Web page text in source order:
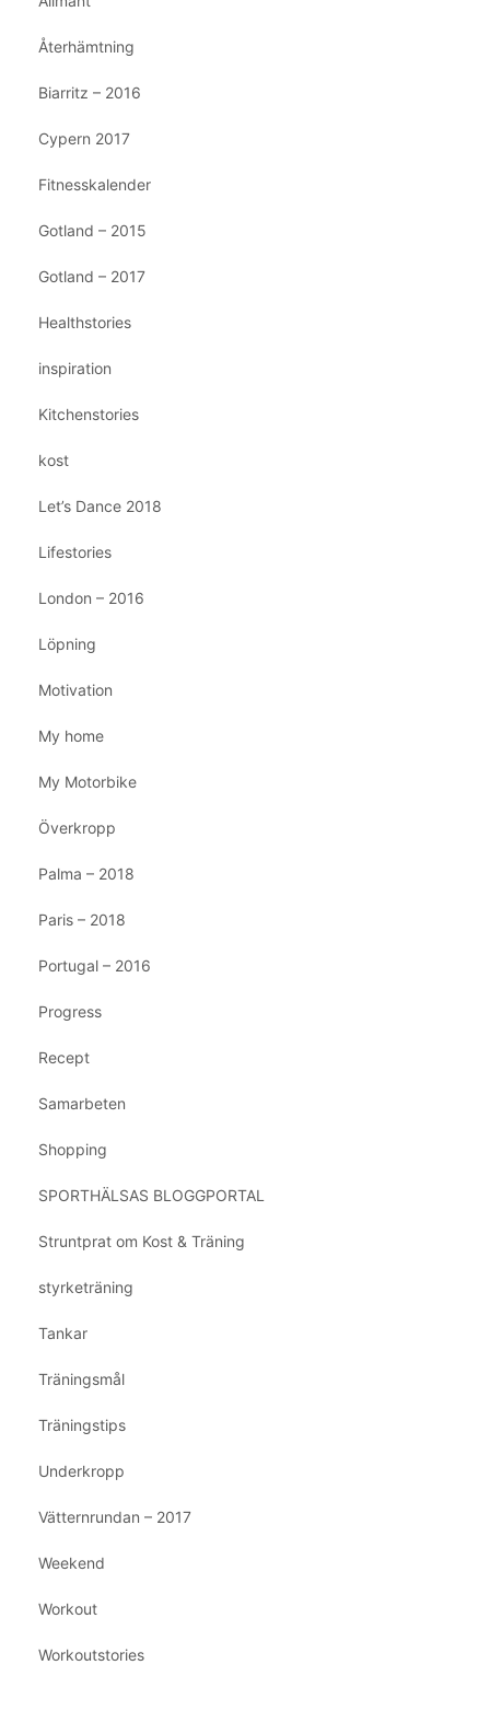
Återhämtning
Biarritz – 2016
Cypern 2017
Fitnesskalender
Gotland – 2015
Gotland – 2017
Healthstories
inspiration
Kitchenstories
kost
Let’s Dance 2018
Lifestories
London – 2016
Löpning
Motivation
My home
My Motorbike
Överkropp
Palma – 2018
Paris – 2018
Portugal – 2016
Progress
Recept
Samarbeten
Shopping
SPORTHÄLSAS BLOGGPORTAL
Struntprat om Kost & Träning
styrketräning
Tankar
Träningsmål
Träningstips
Underkropp
Vätternrundan – 2017
Weekend
Workout
Workoutstories